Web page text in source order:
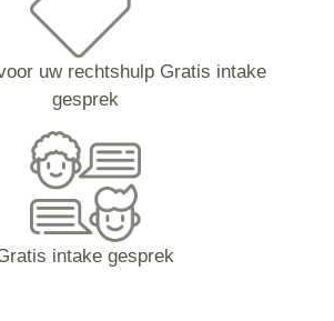
uw rechtshulp Gratis intake
gesprek
intake gesprek